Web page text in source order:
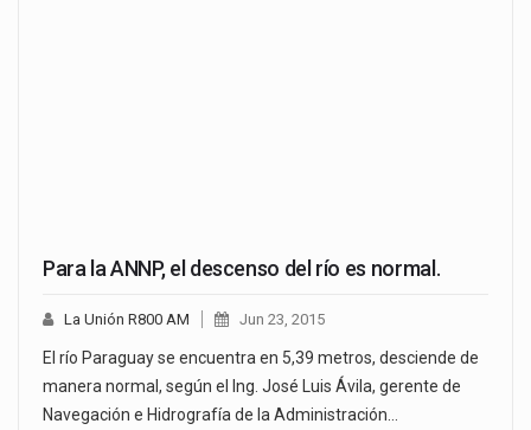
Para la ANNP, el descenso del río es normal.
La Unión R800 AM Jun 23, 2015
El río Paraguay se encuentra en 5,39 metros, desciende de
manera normal, según el Ing. José Luis Ávila, gerente de
Navegación e Hidrografía de la Administración…